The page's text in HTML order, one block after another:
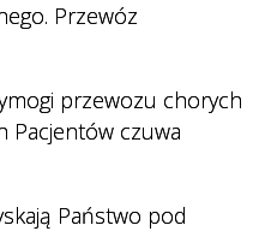
. Przewóz
przewozu chorych
Pacjentów czuwa
Państwo pod